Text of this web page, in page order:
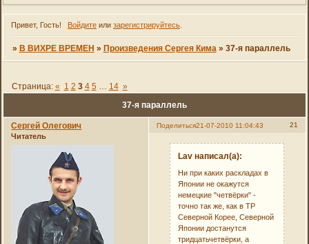
Привет, Гость! Войдитеили зарегистрируйтесь.
» В ВИХРЕ ВРЕМЕН » Произведения Сергея Кима » 37-я параллель
37-я параллель
Страница: « 1 2 3 4 5 … 14 »
Поделиться 21
21-07-2010 11:04:43
Сергей Олегович
Читатель
Lav написал(а):
Ни при каких раскладах в
Японии не окажутся
немецкие "четвёрки" -
точно так же, как в ТР
Северной Корее, Северной
Японии достанутся
тридцатьчетвёрки, а